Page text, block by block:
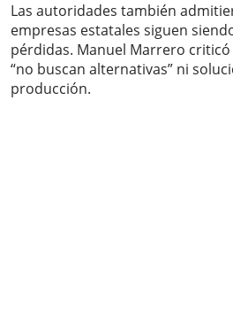
Las autoridades también
empresas estatales siguen
pérdidas. Manuel Marrero
“no buscan alternativas” ni
producción.